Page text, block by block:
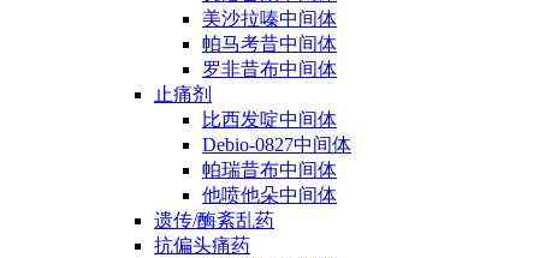
美沙拉嗪中间体
帕马考昔中间体
罗非昔布中间体
止痛剂
比西发啶中间体
Debio-0827中间体
帕瑞昔布中间体
他喷他朵中间体
遗传/酶紊乱药
抗偏头痛药